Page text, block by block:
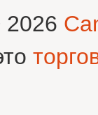
2026